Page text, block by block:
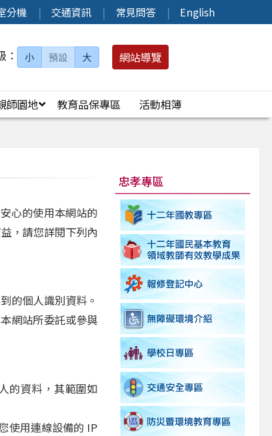
分機 交通資訊 常見問答 English
： 小 預設 大 網站導覽
師園地 教育品保專區
活動相簿
心的使用本網站的
，請您詳閱下列內
的個人識別資料。
網站所委託或參與
的資料，其範圍如
使用連線設備的 IP
忠孝專區